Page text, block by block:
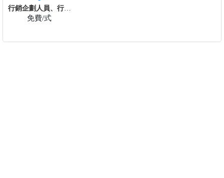
行銷企劃人員、行銷
企劃助理/會計業務助
免費/式